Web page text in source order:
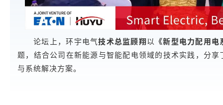
论坛上，环宇电气技术总监顾翔 以
《新型电力配用
题，结合公司在新能源与智能配电领域的技术实践，分
与系统解决方案。